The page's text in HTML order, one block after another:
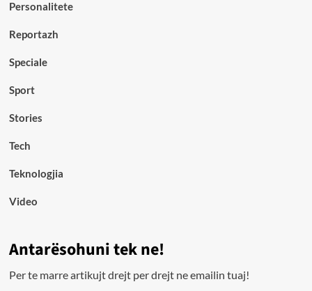
Personalitete
Reportazh
Speciale
Sport
Stories
Tech
Teknologjia
Video
Antarësohuni tek ne!
Per te marre artikujt drejt per drejt ne emailin tuaj!